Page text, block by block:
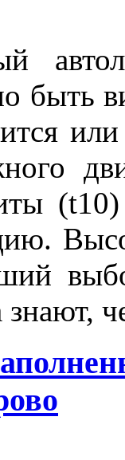
быть
или
знают,